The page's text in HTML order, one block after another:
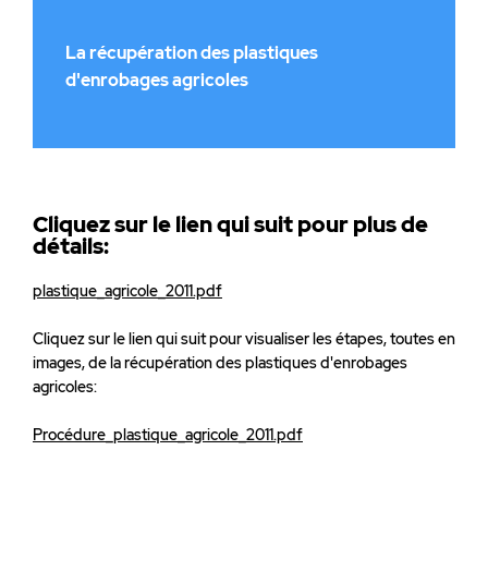
La récupération des plastiques
d'enrobages agricoles
Cliquez sur le lien qui suit pour plus de
détails:
plastique_agricole_2011.pdf
Cliquez sur le lien qui suit pour visualiser les étapes, toutes en
images, de la récupération des plastiques d'enrobages
agricoles:
Procédure_plastique_agricole_2011.pdf